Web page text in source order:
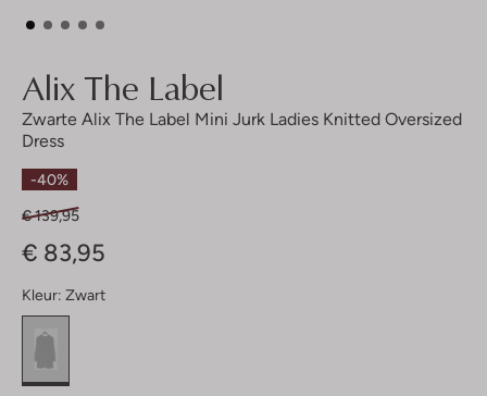
Alix The Label
Zwarte Alix The Label Mini Jurk Ladies Knitted Oversized
Dress
-40%
€ 139,95
€ 83,95
Kleur: Zwart